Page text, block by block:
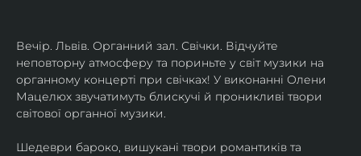
Вечір. Львів. Органний зал. Свічки. Відчуйте
неповторну атмосферу та пориньте у світ музики на
органному концерті при свічках! У виконанні Олени
Мацелюх звучатимуть блискучі й проникливі твори
світової органної музики.
Шедеври бароко, вишукані твори романтиків та